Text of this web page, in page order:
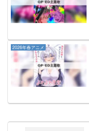
2026年春アニメ